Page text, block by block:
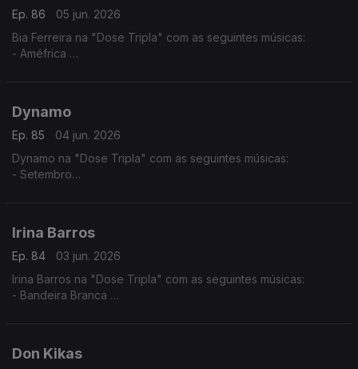
Ep. 86
05 jun. 2026
Bia Ferreira na "Dose Tripla" com as seguintes músicas:
- Améfrica
Dynamo
Ep. 85
04 jun. 2026
Dynamo na "Dose Tripla" com as seguintes músicas:
- Setembro
Irina Barros
Ep. 84
03 jun. 2026
Irina Barros na "Dose Tripla" com as seguintes músicas:
- Bandeira Branca
Don Kikas